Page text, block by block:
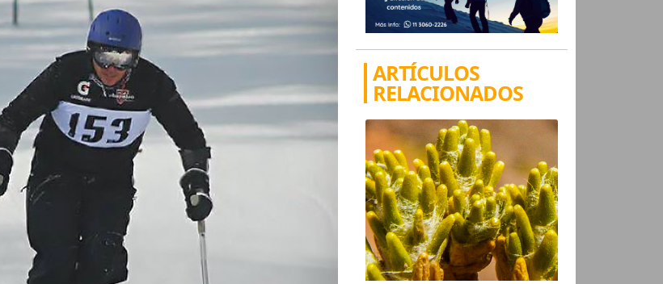
ARTÍCULOS
RELACIONADOS